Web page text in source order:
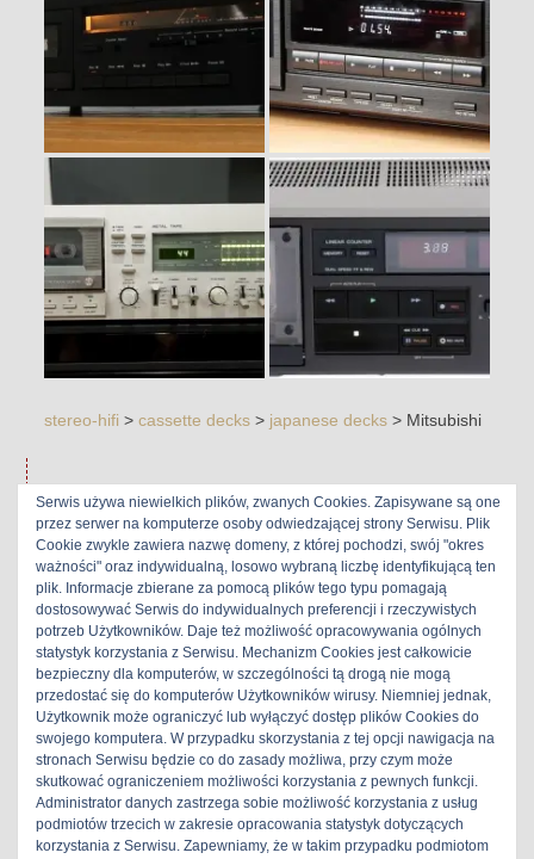
stereo-hifi >cassette decks > japanese decks > Mitsubishi
Kategoria:Mitsubishi
Mitsubishi M-T7100
3 lutego 2020| Maxim|
Serwis używa niewielkich plików, zwanych Cookies. Zapisywane są one
przez serwer na komputerze osoby odwiedzającej strony Serwisu. Plik
Cookie zwykle zawiera nazwę domeny, z której pochodzi, swój "okres
ważności" oraz indywidualną, losowo wybraną liczbę identyfikującą ten
plik. Informacje zbierane za pomocą plików tego typu pomagają
dostosowywać Serwis do indywidualnych preferencji i rzeczywistych
potrzeb Użytkowników. Daje też możliwość opracowywania ogólnych
statystyk korzystania z Serwisu. Mechanizm Cookies jest całkowicie
bezpieczny dla komputerów, w szczególności tą drogą nie mogą
przedostać się do komputerów Użytkowników wirusy. Niemniej jednak,
Użytkownik może ograniczyć lub wyłączyć dostęp plików Cookies do
swojego komputera. W przypadku skorzystania z tej opcji nawigacja na
stronach Serwisu będzie co do zasady możliwa, przy czym może
skutkować ograniczeniem możliwości korzystania z pewnych funkcji.
Administrator danych zastrzega sobie możliwość korzystania z usług
podmiotów trzecich w zakresie opracowania statystyk dotyczących
korzystania z Serwisu. Zapewniamy, że w takim przypadku podmiotom